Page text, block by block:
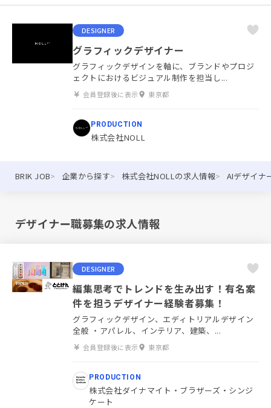
DESIGNER
グラフィックデザイナー
グラフィックデザインを軸に、ブランドやプロジ
ェクトにおけるビジュアル制作を担当し...
会員登録後に表示 東京都
PRODUCTION
株式会社NOLL
BRIK JOB 企業から探す 株式会社NOLLの求人情報 AIデザイナ
デザイナー職募集の求人情報
DESIGNER
編集思考でトレンドを生み出す！有名案
件を担うデザイナー経験者募集！
グラフィックデザイン、エディトリアルデザイン
全般 ・アパレル、インテリア、建築、...
会員登録後に表示 東京都
PRODUCTION
株式会社ダイナマイト・ブラザーズ・シンジ
ケート